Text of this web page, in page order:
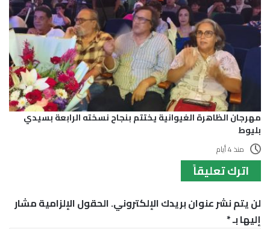
مهرجان الظاهرة الغيوانية يختتم بنجاح نسخته الرابعة بسيدي
بليوط
منذ 4 أيام
اترك تعليقاً
لن يتم نشر عنوان بريدك الإلكتروني.الحقول الإلزامية مشار
إليها بـ*